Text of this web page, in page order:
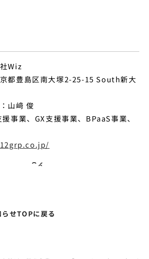
Wiz
都豊島区南⼤塚2-25-15 South新⼤
山﨑 俊
事業、GX支援事業、BPaaS事業、
らせTOPに戻る